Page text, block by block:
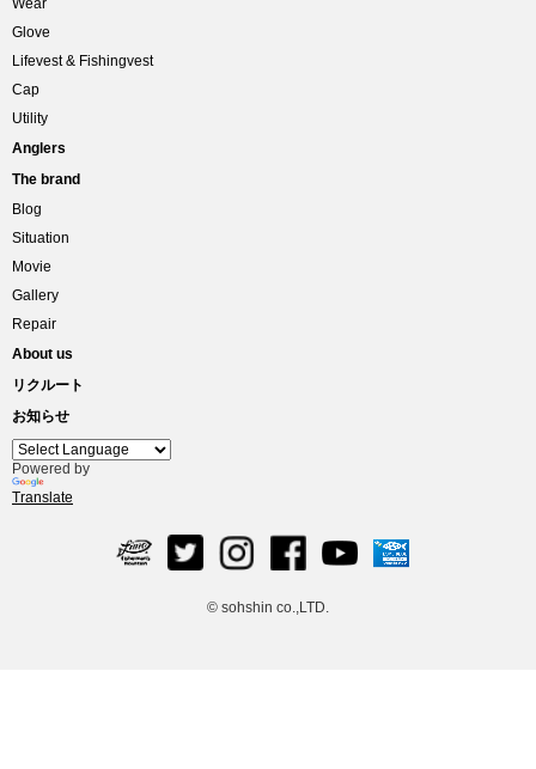
Wear
Glove
Lifevest & Fishingvest
Cap
Utility
Anglers
The brand
Blog
Situation
Movie
Gallery
Repair
About us
リクルート
お知らせ
Powered by
Translate
© sohshin co.,LTD.